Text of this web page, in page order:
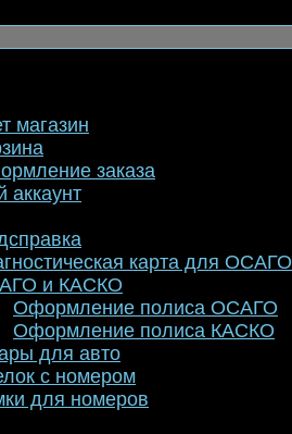
магазин
заказа
аккаунт
карта для ОСАГО
и КАСКО
Оформление полиса ОСАГО
Оформление полиса КАСКО
для авто
с номером
для номеров